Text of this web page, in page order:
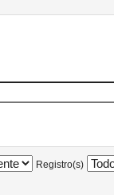
Registro(s)